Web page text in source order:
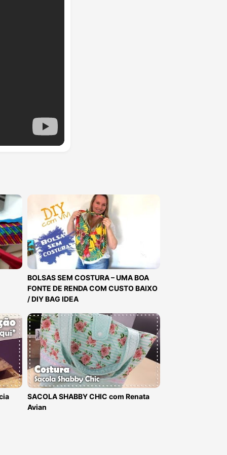
BOLSAS SEM COSTURA – UMA BOA
FONTE DE RENDA COM CUSTO BAIXO
/ DIY BAG IDEA
SACOLA SHABBY CHIC com Renata
Avian